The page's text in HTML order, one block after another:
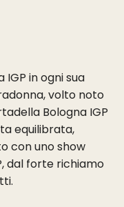
in ogni sua
volto noto
Bologna IGP
equilibrata,
con uno show
dal forte richiamo